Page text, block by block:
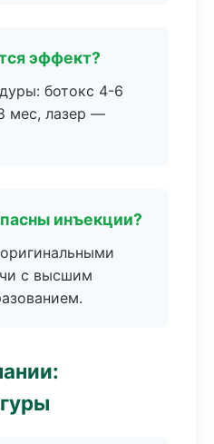
эффект?
ботокс 4-6
мес, лазер —
инъекции?
с высшим